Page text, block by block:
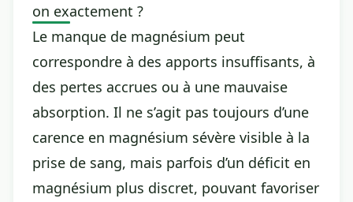
on exactement ?
Le manque de magnésium peut
correspondre à des apports insuffisants, à
des pertes accrues ou à une mauvaise
absorption. Il ne s’agit pas toujours d’une
carence en magnésium sévère visible à la
prise de sang, mais parfois d’un déficit en
magnésium plus discret, pouvant favoriser